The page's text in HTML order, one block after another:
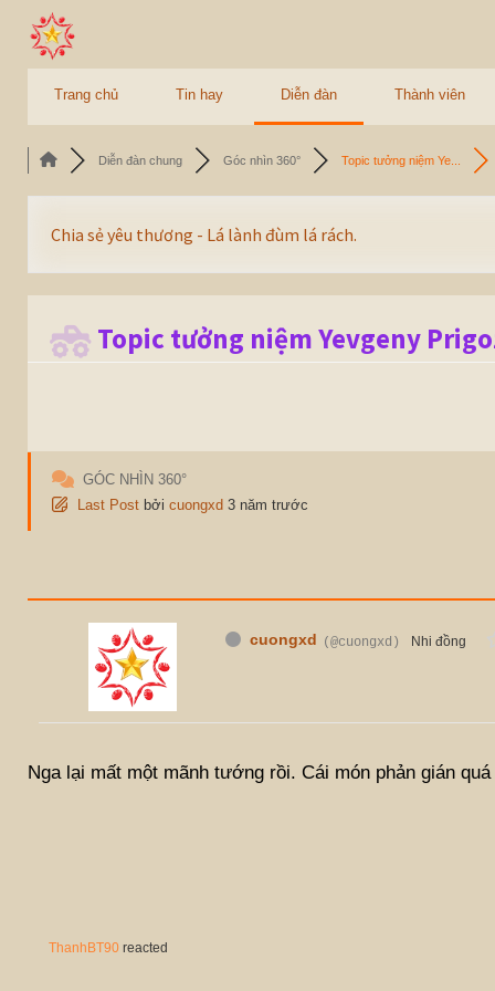
Trang chủ Tin hay Diễn đàn Thành viên
Diễn đàn chung Góc nhìn 360° Topic tưởng niệm Ye...
Chia sẻ yêu thương - Lá lành đùm lá rách.
Topic tưởng niệm Yevgeny
GÓC NHÌN 360°
Last Post bởi cuongxd 3 năm trước
cuongxd (@cuongxd) Nhi đồng
Nga lại mất một mãnh tướng rồi. Cái món phản gián quá
ThanhBT90 reacted